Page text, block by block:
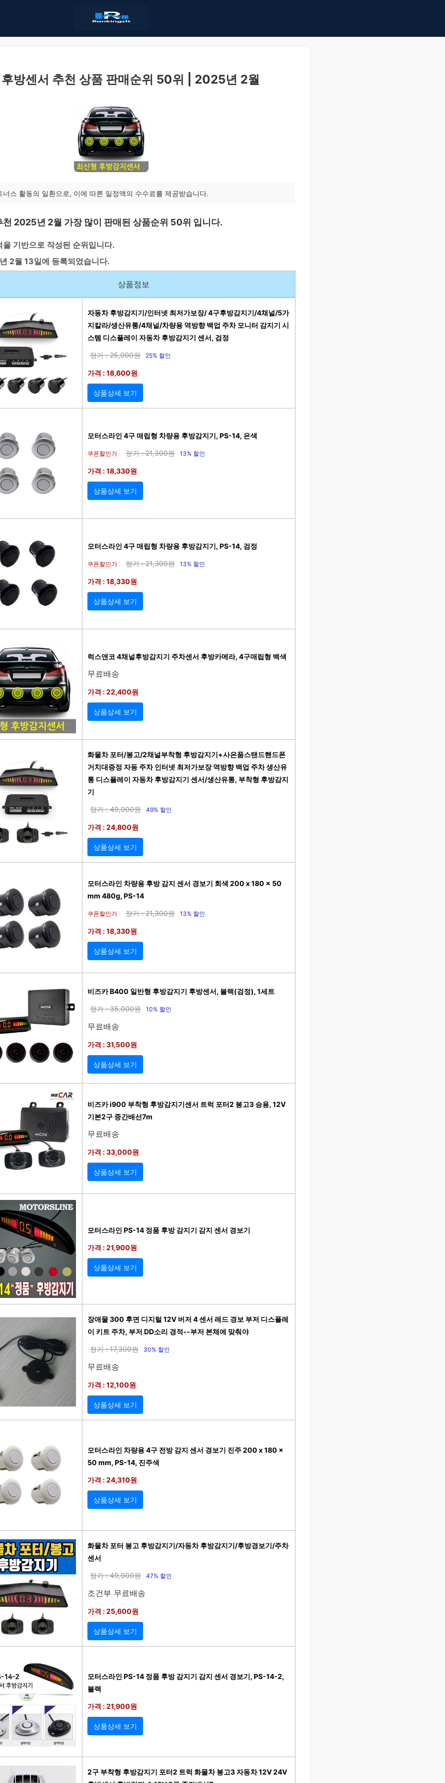
방센서 추천 상품 판매순위 50위 | 2025년 2월
스 활동의 일환으로, 이에 따른 일정액의 수수료를 제공받습니다.
천 2025년 2월 가장 많이 판매된 상품순위 50위 입니다.
기반으로 작성된 순위입니다.
2월 13일에 등록되었습니다.
상품정보
자동차 후방감지기/인터넷 최저가보장/ 4구후방감지기/4채널/5가
지칼라/생산유통/4채널/차량용 역방향 백업 주차 모니터 감지기 시
스템 디스플레이 자동차 후방감지기 센서, 검정
정가 : 25,000원 25% 할인
가격 : 18,600원
상품상세 보기
모터스라인 4구 매립형 차량용 후방감지기, PS-14, 은색
쿠폰할인가 정가 : 21,300원 13% 할인
가격 : 18,330원
상품상세 보기
모터스라인 4구 매립형 차량용 후방감지기, PS-14, 검정
쿠폰할인가 정가 : 21,300원 13% 할인
가격 : 18,330원
상품상세 보기
럭스앤코 4채널후방감지기 주차센서 후방카메라, 4구매립형 백색
무료배송
가격 : 22,400원
상품상세 보기
화물차 포터/봉고/2채널부착형 후방감지기+사은품스탠드핸드폰
거치대증정 자동 주차 인터넷 최저가보장 역방향 백업 주차 생산유
통 디스플레이 자동차 후방감지기 센서/생산유통, 부착형 후방감지
기
정가 : 49,000원 49% 할인
가격 : 24,800원
상품상세 보기
모터스라인 차량용 후방 감지 센서 경보기 회색 200 x 180 x 50
mm 480g, PS-14
쿠폰할인가 정가 : 21,300원 13% 할인
가격 : 18,330원
상품상세 보기
비즈카 B400 일반형 후방감지기 후방센서, 블랙(검정), 1세트
정가 : 35,000원 10% 할인
무료배송
가격 : 31,500원
상품상세 보기
비즈카 i900 부착형 후방감지기센서 트럭 포터2 봉고3 승용, 12V
기본2구 중간배선7m
무료배송
가격 : 33,000원
상품상세 보기
모터스라인 PS-14 정품 후방 감지기 감지 센서 경보기
가격 : 21,900원
상품상세 보기
장애물 300 후면 디지털 12V 버저 4 센서 레드 경보 부저 디스플레
이 키트 주차, 부저 DD소리 경적--부저 본체에 맞춰야
정가 : 17,300원 30% 할인
무료배송
가격 : 12,100원
상품상세 보기
모터스라인 차량용 4구 전방 감지 센서 경보기 진주 200 x 180 x
50 mm, PS-14, 진주색
가격 : 24,310원
상품상세 보기
화물차 포터 봉고 후방감지기/자동차 후방감지기/후방경보기/주차
센서
정가 : 49,000원 47% 할인
조건부 무료배송
가격 : 25,600원
상품상세 보기
모터스라인 PS-14 정품 후방 감지기 감지 센서 경보기, PS-14-2,
블랙
가격 : 21,900원
상품상세 보기
2구 부착형 후방감지기 포터2 트럭 화물차 봉고3 자동차 12V 24V